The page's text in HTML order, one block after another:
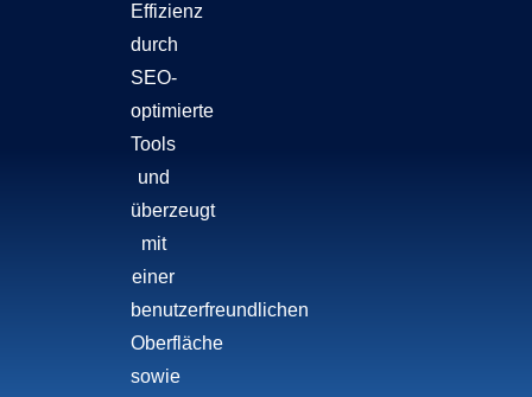
Effizienz
durch
SEO-
optimierte
Tools
und
überzeugt
mit
einer
benutzerfreundlichen
Oberfläche
sowie